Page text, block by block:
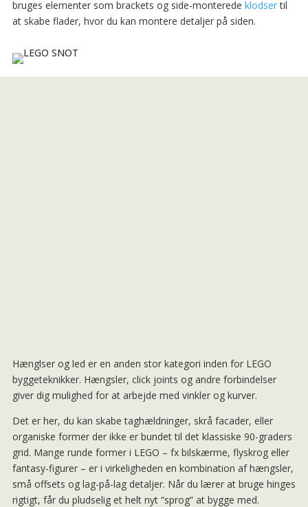
bruges elementer som brackets og side-monterede klodsertil
at skabe flader, hvor du kan montere detaljer på siden.
Hænglser og led er en anden stor kategori inden for LEGO
byggeteknikker. Hængsler, click joints og andre forbindelser
giver dig mulighed for at arbejde med vinkler og kurver.
Det er her, du kan skabe taghældninger, skrå facader, eller
organiske former der ikke er bundet til det klassiske 90-graders
grid. Mange runde former i LEGO – fx bilskærme, flyskrog eller
fantasy-figurer – er i virkeligheden en kombination af hængsler,
små offsets og lag-på-lag detaljer. Når du lærer at bruge hinges
rigtigt, får du pludselig et helt nyt “sprog” at bygge med.